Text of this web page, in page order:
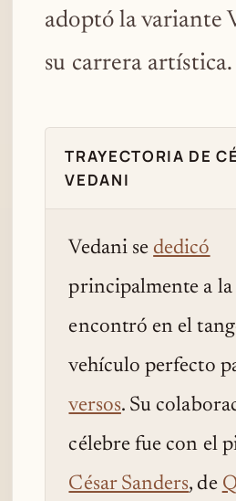
adoptó la variante
su carrera artística.
TRAYECTORIA DE
VEDANI
Vedani se dedicó
principalmente a la
encontró en el
vehículo perfecto
versos. Su
célebre fue con el
César Sanders, de